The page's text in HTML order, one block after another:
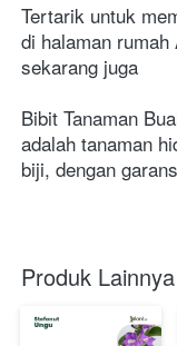
Tertarik untuk
di halaman
sekarang juga
Bibit Tanaman
adalah tanaman
biji, dengan
Produk Lainnya